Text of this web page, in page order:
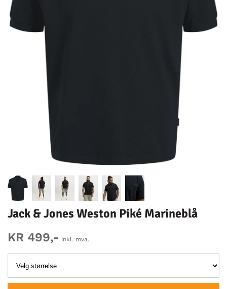
Jack & Jones Weston Piké Marineblå
KR 499,- inkl. mva.